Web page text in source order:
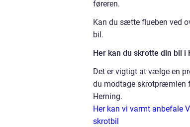
føreren.
Kan du sætte flueben ved
bil.
Her kan du skrotte din bil i
Det er vigtigt at vælge en
du modtage skrotpræmien
Herning.
Her kan vi varmt anbefale
skrotbil